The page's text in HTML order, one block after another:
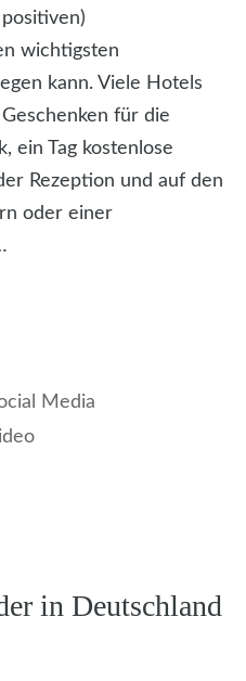
wichtigsten
kann. Viele Hotels
für die
ein Tag kostenlose
Rezeption und auf den
oder einer
Media
in Deutschland